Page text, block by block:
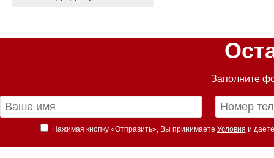
Заполните
Нажимая кнопку «Отправить», Вы принимаете Условия и